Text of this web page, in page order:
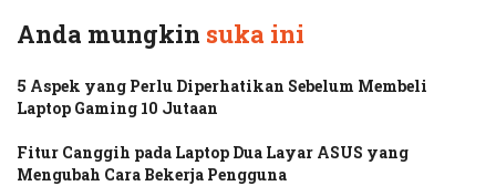
Anda mungkin suka ini
5 Aspek yang Perlu Diperhatikan Sebelum Membeli
Laptop Gaming 10 Jutaan
Fitur Canggih pada Laptop Dua Layar ASUS yang
Mengubah Cara Bekerja Pengguna